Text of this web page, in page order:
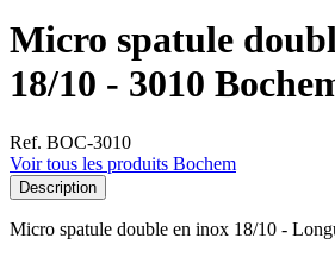
Micro spatule
18/10 - 3010
Ref. BOC-3010
Voir tous les produits Bochem
Description
Micro spatule double en inox 18/10 -